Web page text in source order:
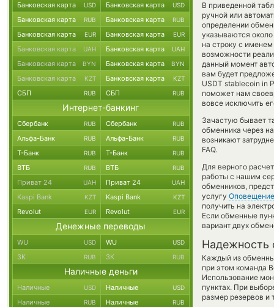
В приведенной
ручной или
определении
указываются
на строку с
возможности
данный момент
вам будет
USDT stablecoin in
поможет нам
вовсе исключить
Зачастую бывает
обменника через
возникают
FAQ.
Для верного
работы с нашим
обменников,
услугу Оповещение
получить на
Если обменные
вариант двух
Надежность
Каждый из
при этом команда
Использование
пунктах. При
размер резервов и
Банковская карта USD Банковская карта USD
Банковская карта RUB Банковская карта RUB
Банковская карта EUR Банковская карта EUR
Банковская карта UAH Банковская карта UAH
Банковская карта BYN Банковская карта BYN
Банковская карта KZT Банковская карта KZT
СБП RUB СБП RUB
Интернет-банкинг
Сбербанк RUB Сбербанк RUB
Альфа-Банк RUB Альфа-Банк RUB
Т-Банк RUB Т-Банк RUB
ВТБ RUB ВТБ RUB
Приват 24 UAH Приват 24 UAH
Kaspi Bank KZT Kaspi Bank KZT
Revolut EUR Revolut EUR
Денежные переводы
WU USD WU USD
ЗК RUB ЗК RUB
Наличные деньги
Наличные USD Наличные USD
Наличные RUB Наличные RUB